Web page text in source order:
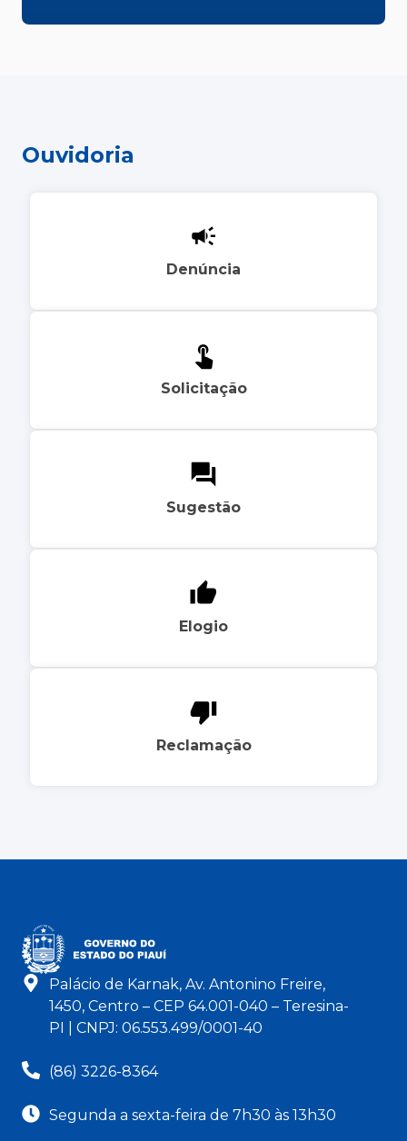
Ouvidoria
Denúncia
Solicitação
Sugestão
Elogio
Reclamação
Palácio de Karnak, Av. Antonino Freire,
1450, Centro – CEP 64.001-040 – Teresina-
PI | CNPJ: 06.553.499/0001-40
(86) 3226-8364
Segunda a sexta-feira de 7h30 às 13h30